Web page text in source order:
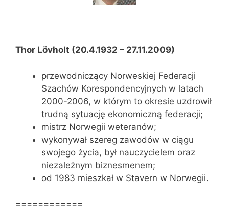
Thor Lövholt (20.4.1932 – 27.11.2009)
przewodniczący Norweskiej Federacji
Szachów Korespondencyjnych w latach
2000-2006, w którym to okresie uzdrowił
trudną sytuację ekonomiczną federacji;
mistrz Norwegii weteranów;
wykonywał szereg zawodów w ciągu
swojego życia, był nauczycielem oraz
niezależnym biznesmenem;
od 1983 mieszkał w Stavern w Norwegii.
============